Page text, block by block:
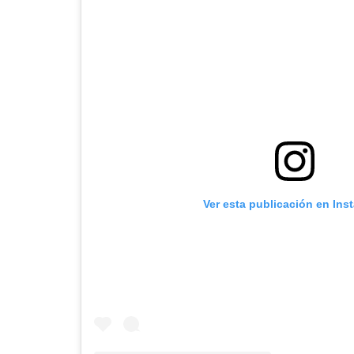
Ver esta publicación en